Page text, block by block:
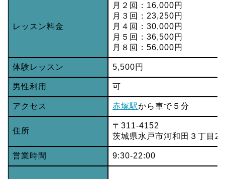
レッスン料金
月２回：16,000円
月３回：23,250円
月４回：30,000円
月５回：36,500円
月８回：56,000円
体験レッスン 5,500円
男性利用 可
アクセス 赤塚駅から車で５分
住所
〒311-4152
茨城県水戸市河和田３丁目
営業時間 9:30-22:00